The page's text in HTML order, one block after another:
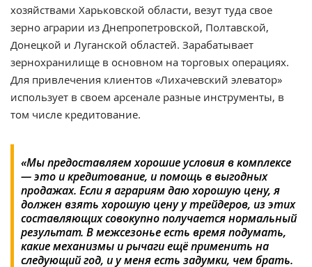
хозяйствами Харьковской области, везут туда свое
зерно аграрии из Днепропетровской, Полтавской,
Донецкой и Луганской областей. Зарабатывает
зернохранилище в основном на торговых операциях.
Для привлечения клиентов «Лихачевский элеватор»
использует в своем арсенале разные инструменты, в
том числе кредитование.
«Мы предоставляем хорошие условия в комплексе
— это и кредитование, и помощь в выгодных
продажах. Если я аграриям даю хорошую цену, я
должен взять хорошую цену у трейдеров, из этих
составляющих совокупно получается нормальный
результат. В межсезонье есть время подумать,
какие механизмы и рычаги ещё применить на
следующий год, и у меня есть задумки, чем брать.